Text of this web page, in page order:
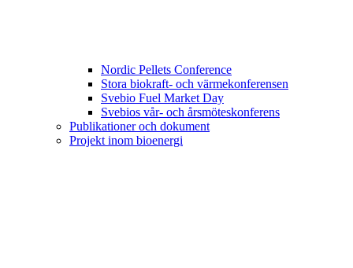
Nordic Pellets Conference
Stora biokraft- och värmekonferensen
Svebio Fuel Market Day
Svebios vår- och årsmöteskonferens
Publikationer och dokument
Projekt inom bioenergi